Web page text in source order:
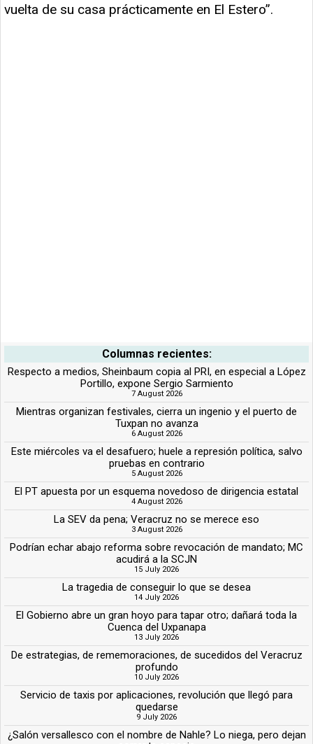
vuelta de su casa prácticamente en El Estero”.
Columnas recientes:
Respecto a medios, Sheinbaum copia al PRI, en especial a López
Portillo, expone Sergio Sarmiento
7 August 2026
Mientras organizan festivales, cierra un ingenio y el puerto de
Tuxpan no avanza
6 August 2026
Este miércoles va el desafuero; huele a represión política, salvo
pruebas en contrario
5 August 2026
El PT apuesta por un esquema novedoso de dirigencia estatal
4 August 2026
La SEV da pena; Veracruz no se merece eso
3 August 2026
Podrían echar abajo reforma sobre revocación de mandato; MC
acudirá a la SCJN
15 July 2026
La tragedia de conseguir lo que se desea
14 July 2026
El Gobierno abre un gran hoyo para tapar otro; dañará toda la
Cuenca del Uxpanapa
13 July 2026
De estrategias, de rememoraciones, de sucedidos del Veracruz
profundo
10 July 2026
Servicio de taxis por aplicaciones, revolución que llegó para
quedarse
9 July 2026
¿Salón versallesco con el nombre de Nahle? Lo niega, pero dejan